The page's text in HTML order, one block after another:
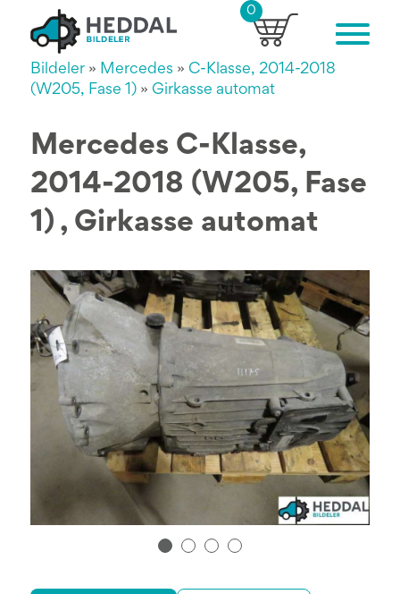
0
Bildeler » Mercedes » C-Klasse, 2014-2018
(W205, Fase 1) » Girkasse automat
Mercedes C-Klasse,
2014-2018 (W205, Fase
1) , Girkasse automat